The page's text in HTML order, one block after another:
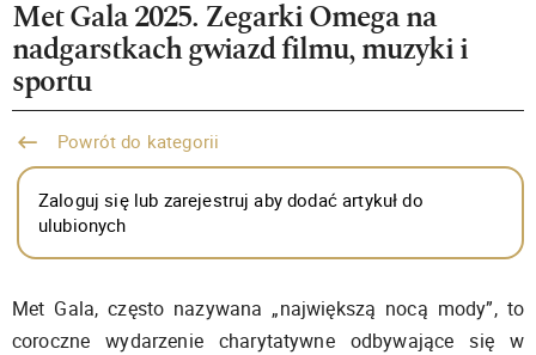
Met Gala 2025. Zegarki Omega na
nadgarstkach gwiazd filmu, muzyki i
sportu
Powrót do kategorii
Zaloguj się lub zarejestruj aby dodać artykuł do
ulubionych
Met Gala, często nazywana „największą nocą mody”, to
coroczne wydarzenie charytatywne odbywające się w